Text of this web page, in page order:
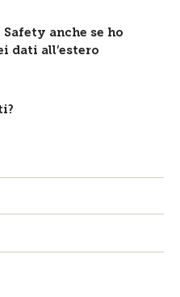
anche se ho
dati all’estero